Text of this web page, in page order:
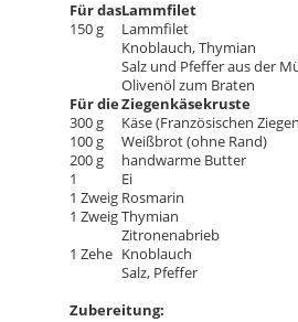
Für dasLammfilet
150 g
Lammfilet
Knoblauch, Thymian
Salz und Pfeffer aus der
Olivenöl zum Braten
Für dieZiegenkäsekruste
300 g
Käse (Französischen
100 g
Weißbrot (ohne Rand)
200 g
handwarme Butter
1
Ei
1 Zweig Rosmarin
1 ZweigThymian
Zitronenabrieb
1 Zehe Knoblauch
Salz, Pfeffer
Zubereitung: